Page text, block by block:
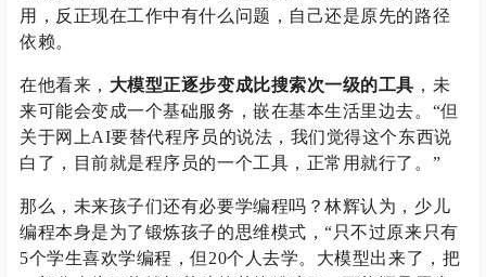
用，反正现在工作中有什么问题，自己还是原先的路径
依赖。
在他看来， 大模型正逐步变成比搜索次一级的工具 ，未
来可能会变成一个基础服务，嵌在基本生活里边去。“但
关于网上AI要替代程序员的说法，我们觉得这个东西说
白了，目前就是程序员的一个工具，正常用就行了。”
那么，未来孩子们还有必要学编程吗？林辉认为，少儿
编程本身是为了锻炼孩子的思维模式，“只不过原来只有
5个学生喜欢学编程，但20个人去学。大模型出来了，把